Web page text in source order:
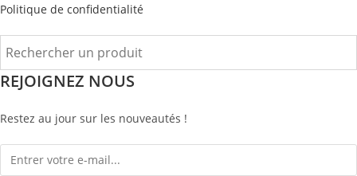
Politique de confidentialité
REJOIGNEZ NOUS
Restez au jour sur les nouveautés !